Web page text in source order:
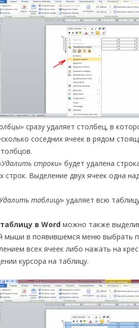
сразу удаляет столбец, в
соседних ячеек в рядом
строки» будет удалена
строк. Выделение двух ячеек одна
таблицу» удаляет всю
в Word можно также
мыши в появившемся меню выбрать
всех ячеек либо нажать на
курсора на таблицу.